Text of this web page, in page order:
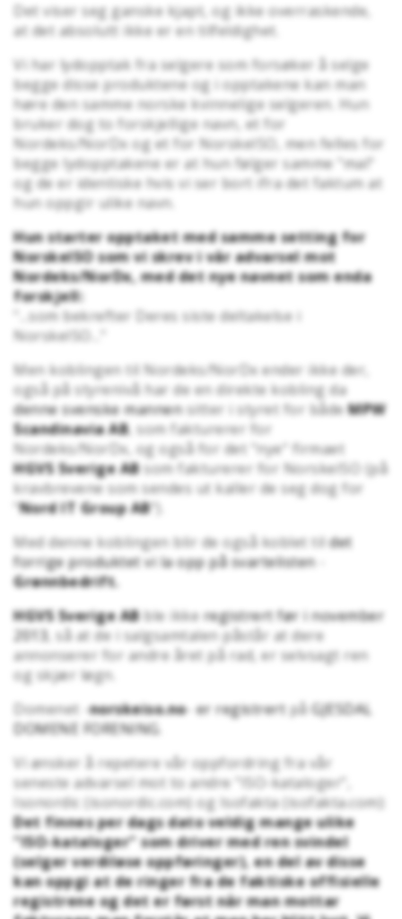
Det viser seg ganske kjapt, og ikke overraskende,
at det absolutt ikke er en tilfeldighet.
Vi har lydopptak fra selgere som forsøker å selge
begge disse produktene og i opptakene kan man
høre den samme norske kvinnelige selgeren. Hun
bruker dog to forskjellige navn, et for
Nordeks/NorDx og et for NorskeISO, men felles for
begge lydopptakene er at hun følger samme "mal"
og de er identiske hvis vi ser bort ifra det faktum at
hun oppgir ulike navn.
Hun starter opptaket med samme setting for
NorskeISO som vi skrev i vår advarsel mot
Nordeks/NorDx, med det nye navnet som enda
forskjell:
"...som bekrefter Deres siste deltakelse i
NorskeISO..."
Men koblingen til Nordeks/NorDx ender ikke der,
også på styrenivå har de en direkte kobling da
denne svenske mannensitter i styret for bådeMPW
Scandinavia AB, som fakturerer for
Nordeks/NorDx, og også for det "nye" firmaet
HGVS Sverige ABsom fakturerer for NorskeISO (på
kravbrevene som sendes ut kaller de seg dog for
"Nord IT Group AB").
Med denne koblingen blir de også koblet tildet
forrige produktet vi la opp på svartelisten-
Grønnbedrift.
HGVS Sverige ABble ikkeregistrert før i november
2013, så at de i salgsamtalen påstår at dere
annonserer for andre året på rad, er selvsagt ren
og skjær løgn.
Domenet -norskeiso.no-er registrert påGJESDAL
DOMENE FORENING.
Vi ønsker å repetere vår oppfordring fra vår
seneste advarsel mot to andre "ISO-kataloger",
Isonordic (isonordic.com) og Isofakta (isofakta.com):
Det finnes per dags dato veldig mange ulike
"ISO-kataloger" som driver med ren svindel
(selger verdiløse oppføringer), en del av disse
kan oppgi at de ringer fra de faktiske offisielle
registrene og det er først når man mottar